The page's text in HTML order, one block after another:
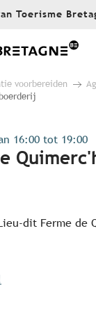
Toerisme
voorbereiden
16:00 tot 19:00
dit Ferme de